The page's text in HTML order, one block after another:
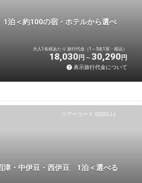
＜約100の宿・ホテルから選べ
大人1名様あたり 旅行代金（1～5名1室・税込）
18,030 円 30,290 円
表示旅行代金について
ツアーコード Q02OJJ
・中伊豆・西伊豆 1泊＜選べる